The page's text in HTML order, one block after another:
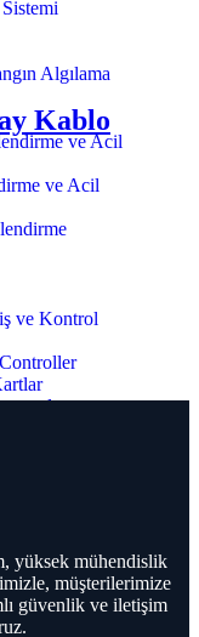
Algılama
ve Acil
ve Acil
ve Kontrol
Kablo
yüksek mühendislik
müşterilerimize
güvenlik ve iletişim